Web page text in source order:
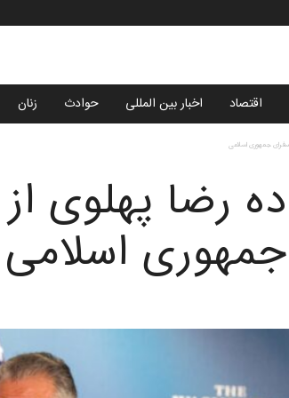
اقتصاد اخبار بین المللی حوادث زنان
سفرای جمهوری اسلامی
پهلوی از
اسلامی